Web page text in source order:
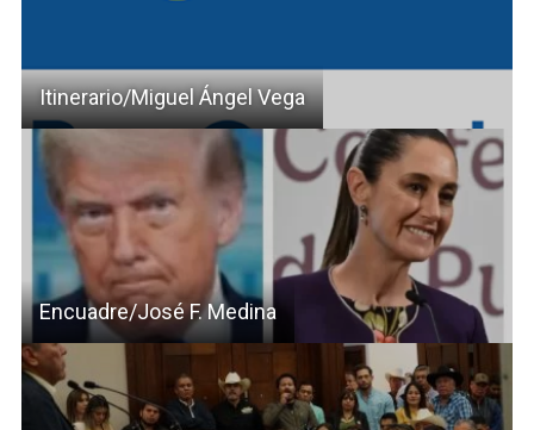
Itinerario/Miguel Ángel Vega
Encuadre/José F. Medina